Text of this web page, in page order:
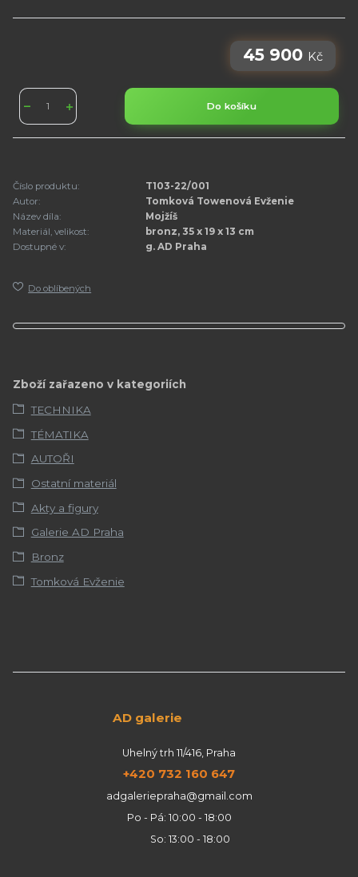
45 900 Kč
Do košíku
Číslo produktu:
T103-22/001
Autor:
Tomková Towenová Evženie
Název díla:
Mojžíš
Materiál, velikost:
bronz, 35 x 19 x 13 cm
Dostupné v:
g. AD Praha
Do oblíbených
Zboží zařazeno v kategoriích
TECHNIKA
TÉMATIKA
AUTOŘI
Ostatní materiál
Akty a figury
Galerie AD Praha
Bronz
Tomková Evženie
AD galerie
Uhelný trh 11/416, Praha
+420 732 160 647
adgaleriepraha@gmail.com
Po - Pá: 10:00 - 18:00
So: 13:00 - 18:00